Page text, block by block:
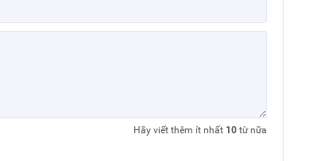
Hãy viết thêm ít nhất 10 từ nữa